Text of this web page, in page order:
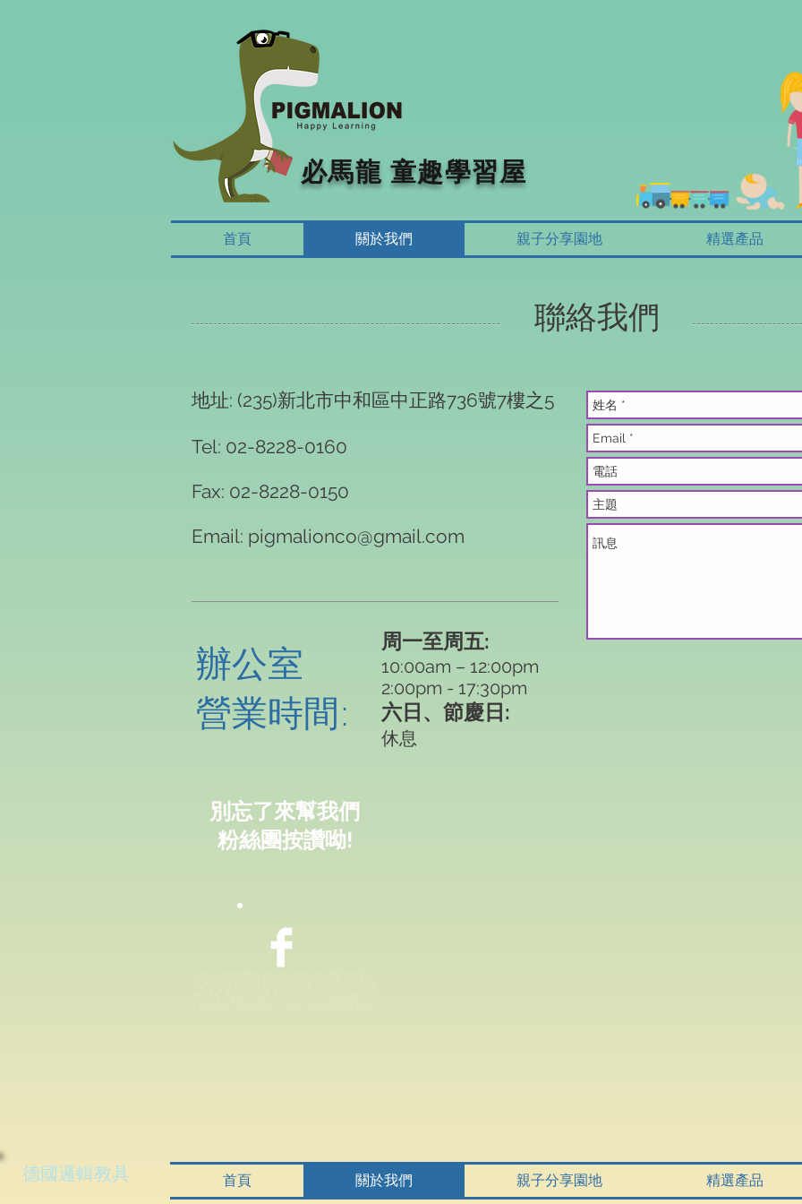
首頁 關於我們 親子分享園地 精選產品
必馬龍 童趣學習屋
聯絡我們
地址: (235)新北市中和區中正路736號7樓之5
Tel: 02-8228-0160
Fax: 02-8228-0150
Email: pigmalionco@gmail.com
​辦公室
營業時間:
周一至周五:
10:00am – 12:00pm
2:00pm - 17:30pm
六日、節慶日:
休息
別忘了來幫我們
粉絲團按讚呦!
首頁 關於我們 親子分享園地 精選產品
德國邏輯教具